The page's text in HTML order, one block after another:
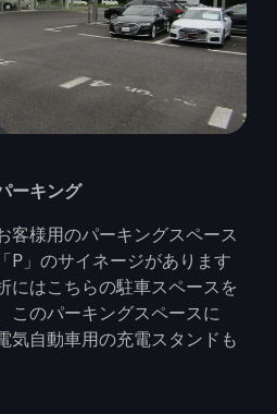
ーキング
客様用のパーキングスペース
P」のサイネージがあります
にはこちらの駐車スペースを
このパーキングスペースに
気自動車用の充電スタンドも